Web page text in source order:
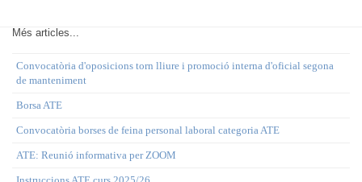
Més articles...
Convocatòria d'oposicions torn lliure i promoció interna d'oficial segona
de manteniment
Borsa ATE
Convocatòria borses de feina personal laboral categoria ATE
ATE: Reunió informativa per ZOOM